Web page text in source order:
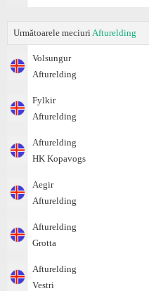
Următoarele meciuri Afturelding
Volsungur
Afturelding
Fylkir
Afturelding
Afturelding
HK Kopavogs
Aegir
Afturelding
Afturelding
Grotta
Afturelding
Vestri